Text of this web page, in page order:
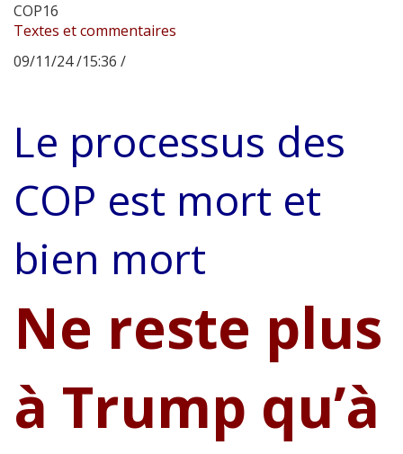
COP16
Textes et commentaires
09/11/24 /15:36 /
Le processus des
COP est mort et
bien mort
Ne reste plus
à Trump qu’à